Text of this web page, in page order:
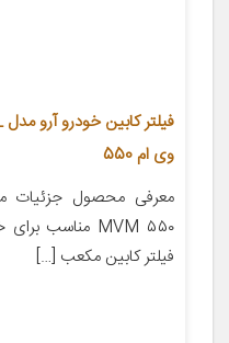
وی ام 550
معرفی محصول
فیلتر کابین مکعب […]